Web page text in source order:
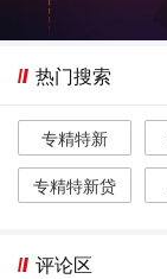
热门搜索
专精特新
专精特新贷
评论区